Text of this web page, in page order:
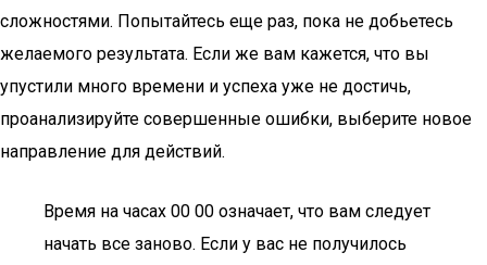
сложностями. Попытайтесь еще раз, пока не добьетесь
желаемого результата. Если же вам кажется, что вы
упустили много времени и успеха уже не достичь,
проанализируйте совершенные ошибки, выберите новое
направление для действий.
Время на часах 00 00 означает, что вам следует
начать все заново. Если у вас не получилось